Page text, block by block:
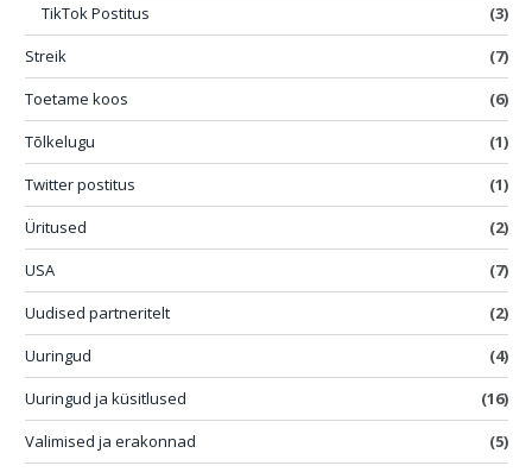
TikTok Postitus
(3)
Streik
(7)
Toetame koos
(6)
Tõlkelugu
(1)
Twitter postitus
(1)
Üritused
(2)
USA
(7)
Uudised partneritelt
(2)
Uuringud
(4)
Uuringud ja küsitlused
(16)
Valimised ja erakonnad
(5)